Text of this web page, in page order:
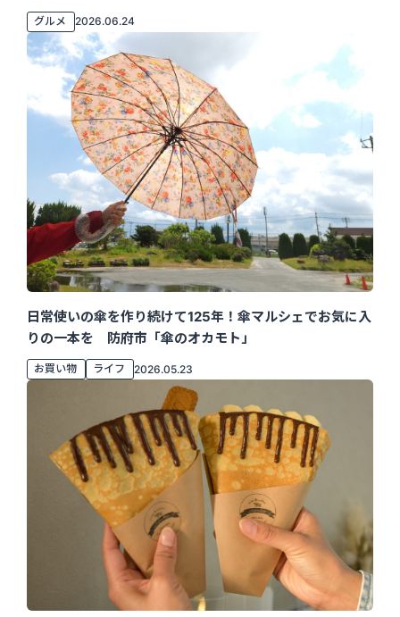
グルメ 2026.06.24
日常使いの傘を作り続けて125年！傘マルシェでお気に入
りの一本を 防府市「傘のオカモト」
お買い物 ライフ 2026.05.23